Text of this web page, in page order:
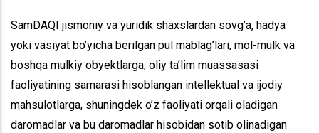
SamDAQI jismoniy va yuridik shaxslardan sovg’a, hadya
yoki vasiyat bo’yicha berilgan pul mablag’lari, mol-mulk va
boshqa mulkiy obyektlarga, oliy ta’lim muassasasi
faoliyatining samarasi hisoblangan intellektual va ijodiy
mahsulotlarga, shuningdek o’z faoliyati orqali oladigan
daromadlar va bu daromadlar hisobidan sotib olinadigan